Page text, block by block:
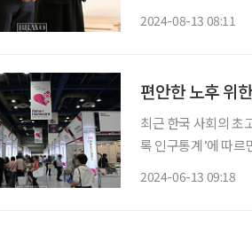
2024-08-13 08:11
편안한 노후 위
최근 한국 사회의 초
록 인구통계’에 따르
2024-06-13 09:18